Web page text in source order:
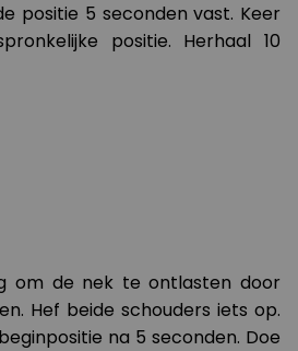
positie 5 seconden vast. Keer
positie. Herhaal 10
om de nek te ontlasten door
Hef beide schouders iets op.
na 5 seconden. Doe